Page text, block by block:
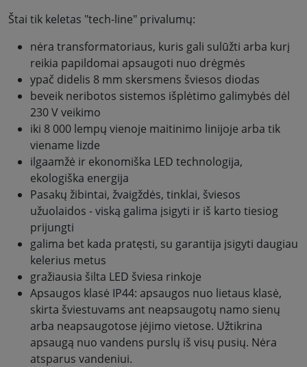
Štai tik keletas "tech-line" privalumų:
nėra transformatoriaus, kuris gali sulūžti arba kurį
reikia papildomai apsaugoti nuo drėgmės
ypač didelis 8 mm skersmens šviesos diodas
beveik neribotos sistemos išplėtimo galimybės dėl
230 V veikimo
iki 8 000 lempų vienoje maitinimo linijoje arba tik
viename lizde
ilgaamžė ir ekonomiška LED technologija,
ekologiška energija
Pasakų žibintai, žvaigždės, tinklai, šviesos
užuolaidos - viską galima įsigyti ir iš karto tiesiog
prijungti
galima bet kada pratęsti, su garantija įsigyti daugiau
kelerius metus
gražiausia šilta LED šviesa rinkoje
Apsaugos klasė IP44: apsaugos nuo lietaus klasė,
skirta šviestuvams ant neapsaugotų namo sienų
arba neapsaugotose įėjimo vietose. Užtikrina
apsaugą nuo vandens purslų iš visų pusių. Nėra
atsparus vandeniui.